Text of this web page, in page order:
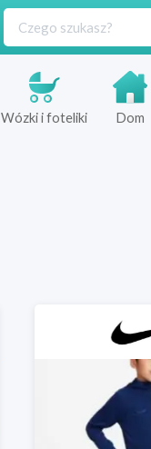
Wózki i foteliki Dom